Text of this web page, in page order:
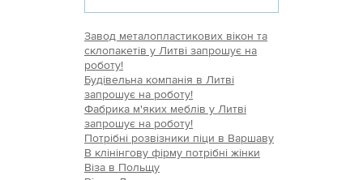
Завод металопластикових вікон та
склопакетів у Литві запрошує на
роботу!
Будівельна компанія в Литві
запрошує на роботу!
Фабрика м'яких меблів у Литві
запрошує на роботу!
Потрібні розвізники піци в Варшаву
В клінінгову фірму потрібні жінки
Віза в Польщу